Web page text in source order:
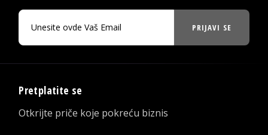
PRIJAVI SE
Pretplatite se
Otkrijte priče koje pokreću biznis